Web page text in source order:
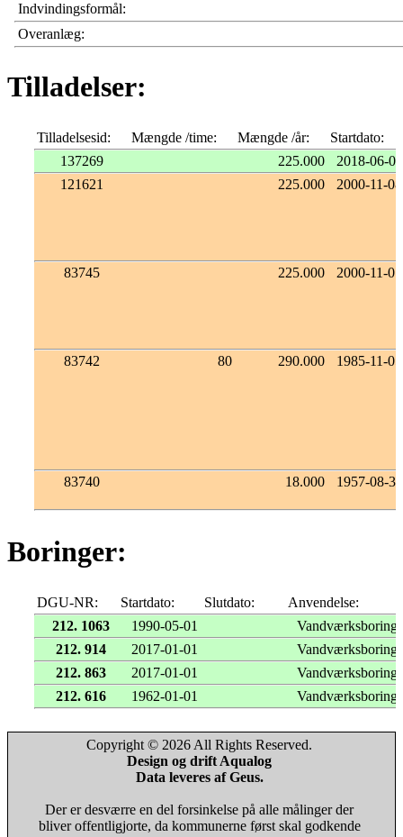
Indvindingsformål:
Overanlæg:
Tilladelser:
Tilladelsesid: Mængde /time: Mængde /år:
Startdato:
137269
225.000
2018-06-07
121621
225.000 2000-11-08
83745 225.000 2000-11-07
83742 80 290.000 1985-11-05
83740 18.000 1957-08-30
Boringer:
DGU-NR: Startdato: Slutdato:
Anvendelse:
212. 1063
1990-05-01
Vandværksboring
212. 914
2017-01-01
Vandværksboring
212. 863
2017-01-01
Vandværksboring
212. 616
1962-01-01 Vandværksboring
Copyright © 2026 All Rights Reserved.
Design og drift Aqualog
Data leveres af Geus.
Der er desværre en del forsinkelse på alle målinger der
bliver offentligjorte, da kommunerne først skal godkende